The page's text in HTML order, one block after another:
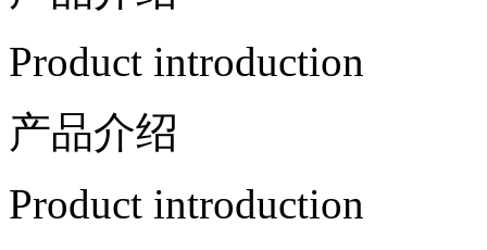
Product introduction
产品介绍
Product introduction